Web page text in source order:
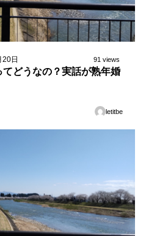
20日 91 views
どうなの？実話が熟年婚
letitbe